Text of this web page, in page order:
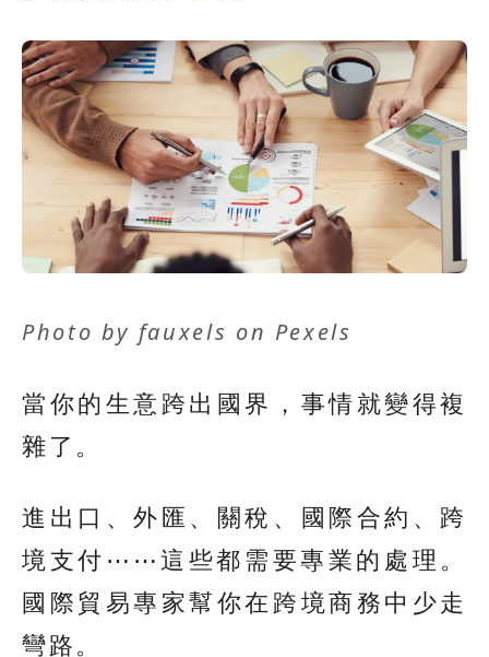
Photo by fauxels on Pexels
當你的生意跨出國界，事情就變得複
雜了。
進出口、外匯、關稅、國際合約、跨
境支付⋯⋯這些都需要專業的處理。
國際貿易專家幫你在跨境商務中少走
彎路。